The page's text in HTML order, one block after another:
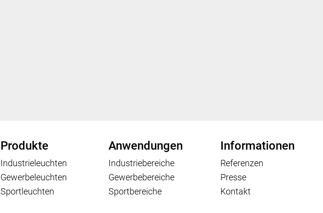
Produkte
Industrieleuchten
Gewerbeleuchten
Sportleuchten
Anwendungen
Industriebereiche
Gewerbebereiche
Sportbereiche
Informationen
Referenzen
Presse
Kontakt